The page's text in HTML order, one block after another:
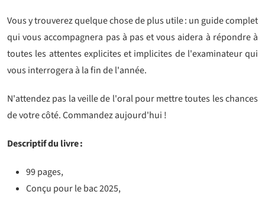
Vous y trouverez quelque chose de plus utile : un guide complet
qui vous accompagnera pas à pas et vous aidera à répondre à
toutes les attentes explicites et implicites de l'examinateur qui
vous interrogera à la fin de l'année.
N'attendez pas la veille de l'oral pour mettre toutes les chances
de votre côté. Commandez aujourd'hui !
Descriptif du livre :
99 pages,
Conçu pour le bac 2025,